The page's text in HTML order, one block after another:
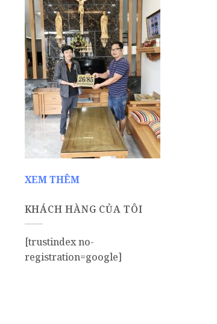
XEM THÊM
KHÁCH HÀNG CỦA TÔI
[trustindex no-
registration=google]